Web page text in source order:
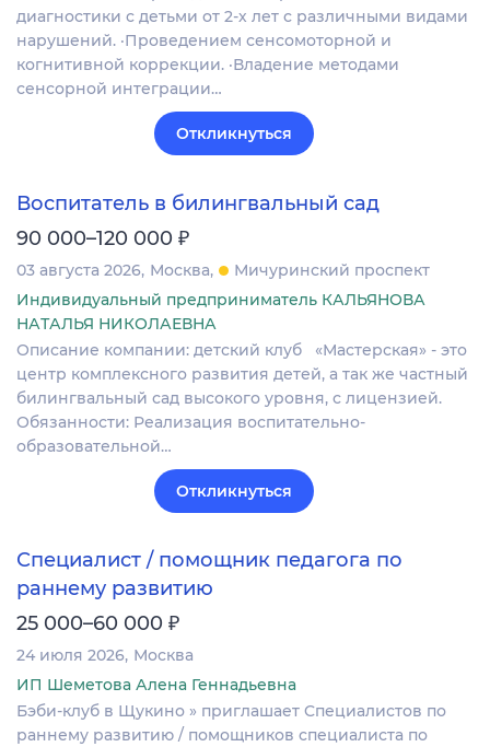
диагностики с детьми от 2-х лет с различными видами
нарушений. ·Проведением сенсомоторной и
когнитивной коррекции. ·Владение методами
сенсорной интеграции…
Откликнуться
Воспитатель в билингвальный сад
90 000–120 000 ₽
03 августа 2026 Москва
Мичуринский проспект
Индивидуальный предприниматель КАЛЬЯНОВА
НАТАЛЬЯ НИКОЛАЕВНА
Описание компании: детский клуб «Мастерская» - это
центр комплексного развития детей, а так же частный
билингвальный сад высокого уровня, с лицензией.
Обязанности: Реализация воспитательно-
образовательной…
Откликнуться
Специалист / помощник педагога по
раннему развитию
25 000–60 000 ₽
24 июля 2026 Москва
ИП Шеметова Алена Геннадьевна
Бэби-клуб в Щукино » приглашает Cпециалистов по
раннему развитию / помощников специалиста по